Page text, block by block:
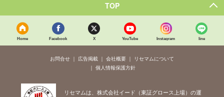
TOP
Home Facebook X YouTube Instagram line
お問合せ 広告掲載 会社概要
リセマムについて
個人情報保護方針
リセマムは、株式会社イード（東証グロース上場）の運